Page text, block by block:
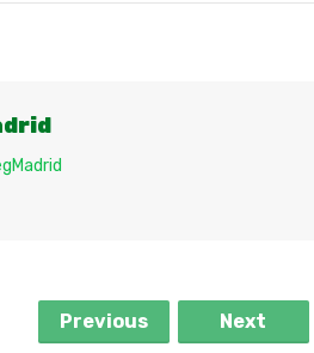
Previous Next